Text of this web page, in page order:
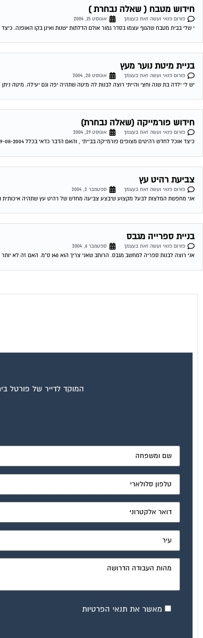
חידוש מטבח ( שאלה נבחרת )
פורום פנאי ועשה זאת בעצמך
אוגוסט 15, 2004
י שלי בבית מטבח שהגוף עצמו בסדר גמור אולם הדלתות ישנות ואינן בקו האופנה. כיצד אוכל
בניית מיטת נוער מעץ
פורום פנאי ועשה זאת בעצמך
אוגוסט 28, 2004
יש לי ילדה בת שנה וחצי והייתי רוצה לבנות לה מיטה שתהיה יפה וגם יעילה. מיטה
חידוש פורמייקה (שאלה נבחרת)
פורום פנאי ועשה זאת בעצמך
אוגוסט 29, 2004
כיצד אוכל לחדש רהיטים מצופים פורמייקה בבייתי , והאם הדבר כדאי בכלל 29-08-2004 21:08:00 שימי דיאי חידוש פורמייקה – עלות תועלת מבחינת עלות תועלת הדבר...
צביעת רהיט עץ
פורום פנאי ועשה זאת בעצמך
ספטמבר 2, 2004
אני מחפשת המלצות לבעל מקצוע שיבצע צביעה מחדש של רהיט עץ שתהיה איכותית וזולה. תודה 06-09-2004 18:25:00 שימי דיאי צביעת רהיט
בניית ספרייה מגבס
פורום פנאי ועשה זאת בעצמך
ספטמבר 6, 2004
אני רוצה לבנות ספריה למחשב מגבס. הרוחב שאני צריך הוא 140 ס"מ. האם זה לא יותר מדי רחב (ובשל כך צריך לפצל עם תומך?) מחפש...
המוקד לדייר של פורטל
מאשר את תנאי הפרטיות